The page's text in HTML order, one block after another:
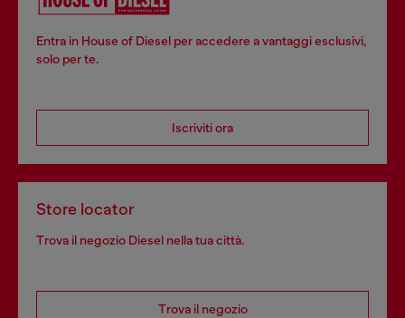
Entra in House of Diesel per accedere a vantaggi esclusivi,
solo per te.
Iscriviti ora
Store locator
Trova il negozio Diesel nella tua città.
Trova il negozio